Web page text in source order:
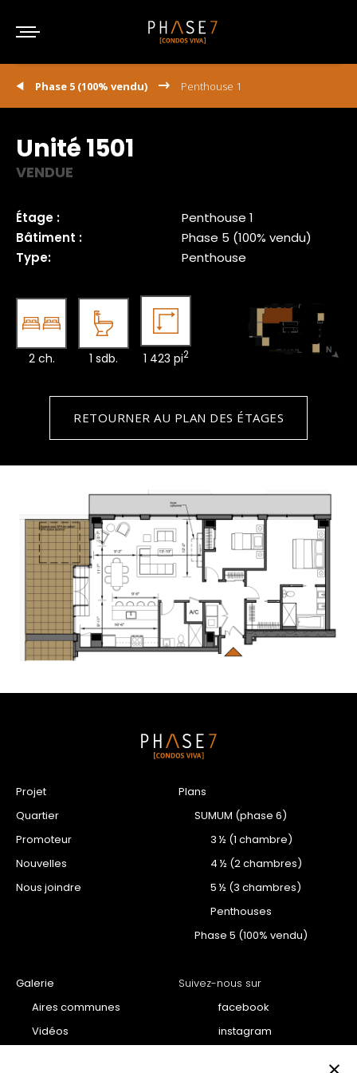
Phase 5 (100% vendu) Penthouse 1
Unité 1501
VENDUE
Étage :
Penthouse 1
Bâtiment :
Phase 5 (100% vendu)
Type:
Penthouse
2 ch. 1 sdb. 1 423 pi2
RETOURNER AU PLAN DES ÉTAGES
Projet
Quartier
Promoteur
Nouvelles
Nous joindre
Plans
SUMUM (phase 6)
3 ½ (1 chambre)
4 ½ (2 chambres)
5 ½ (3 chambres)
Penthouses
Phase 5 (100% vendu)
Galerie
Aires communes
Vidéos
Suivez-nous sur
facebook
instagram